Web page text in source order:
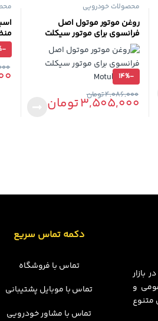
محصولات خودرویی
روغن موتور موتول اصل
فرانسوی برای موتور سیکلت
Motul 10W40
-
14%
3,505,000تومان 4,086,000تومان
-
مجموعه چسبینه فعالیت خود را در قالب فروشگاه فیزیکی از سال ۱۳۷۰ در بازار
و
دکمه تماس سریع
تماس با فروشگاه
تماس با موبایل پشتیبانی
تماس با مشاور خودرویی